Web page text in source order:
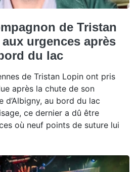
de Tristan
urgences après
du lac
de Tristan Lopin ont pris
après la chute de son
d’Albigny, au bord du lac
ce dernier a dû être
où neuf points de suture lui